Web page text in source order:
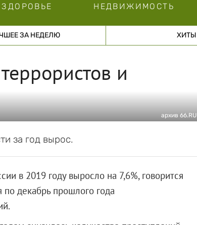
ЗДОРОВЬЕ НЕДВИЖИМОСТЬ
ЗА НЕДЕЛЮ ХИТЫ
и
архив 66.RU
за год вырос.
в 2019 году выросло на 7,6%, говорится
декабрь прошлого года